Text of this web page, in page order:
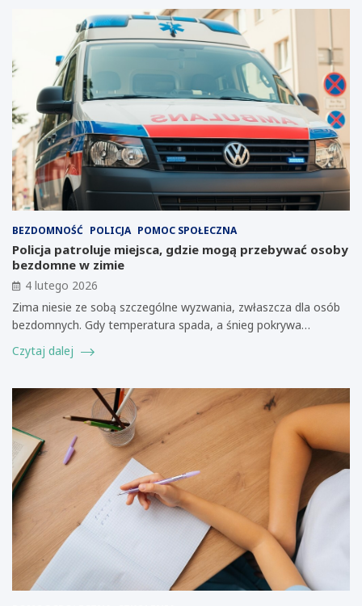
BEZDOMNOŚĆ POLICJA POMOC SPOŁECZNA
Policja patroluje miejsca, gdzie mogą przebywać osoby
bezdomne w zimie
4 lutego 2026
Zima niesie ze sobą szczególne wyzwania, zwłaszcza dla osób
bezdomnych. Gdy temperatura spada, a śnieg pokrywa…
Czytaj dalej